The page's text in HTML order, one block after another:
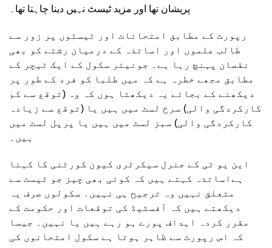
پریشان تھا اور مزید ٹیسٹ نہیں دینا چاہتا تھا۔
رپورٹ کے مطابق امتحانات اور ٹیسٹوں پر زور سے
طالب علموں اور اساتذہ کے درمیان رشتے کو بھی
نقصان پہنچ رہا ہے۔ جونیئر سکول کے ایک ٹیچر کے
مطابق مجھے خطرہ ہے کہ میں طلبا کو فرد کے طور پر
دیکھنے کے بجائے یہ دیکھتا ہوں کہ وہ (توقع سے کم
کارکردگی والی) سرخ لسٹ میں ہیں یا (توقع سے زیادہ
کارکردگی والی) سبز لسٹ میں ہیں یا پرپل لسٹ میں
ہیں۔
این یو ٹی کے جنرل سیکرٹری کیون کورٹنی کا کہنا
ہےاساتذہ کہتے ہیں کہ کوئی بھی چیز جو ٹیسٹ سے
متعلق نہیں وہ ترجیح ہی نہیں۔ سکولوں صرف یہ
دیکھتے ہیں کہ آفسٹیڈ کی توقعات اور حکومت کے
مقرر کردہ اہداف پورے ہو رہے ہیں یا نہیں۔ جیسا
کہ اس رپورٹ سے ظاہر ہوتا ہے سکول امتحانوں کی